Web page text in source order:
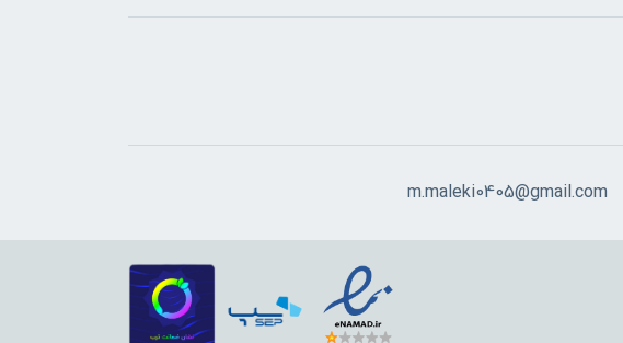
m.maleki0405@gmail.com